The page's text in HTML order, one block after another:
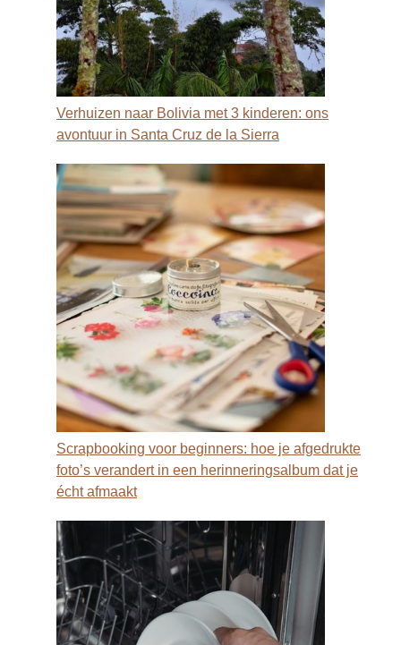
Verhuizen naar Bolivia met 3 kinderen: ons
avontuur in Santa Cruz de la Sierra
Scrapbooking voor beginners: hoe je afgedrukte
foto’s verandert in een herinneringsalbum dat je
écht afmaakt